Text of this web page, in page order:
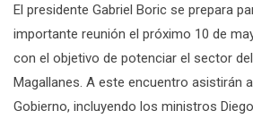
El presidente Gabriel Boric se prepara
importante reunión el próximo 10 de
con el objetivo de potenciar el sector
Magallanes. A este encuentro asistirán
Gobierno, incluyendo los ministros